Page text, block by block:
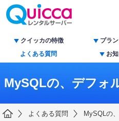
クイッカの特徴 プラ
よくある質問
お
MySQLの、デフォ
よくある質問 MySQLの